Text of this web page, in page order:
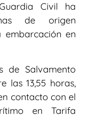
Civil ha
de origen
embarcación en
de Salvamento
las 13,55 horas,
contacto con el
en Tarifa